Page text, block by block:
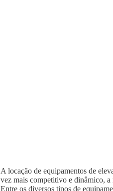
A locação de equipamentos de
vez mais competitivo e dinâmico,
Entre os diversos tipos de